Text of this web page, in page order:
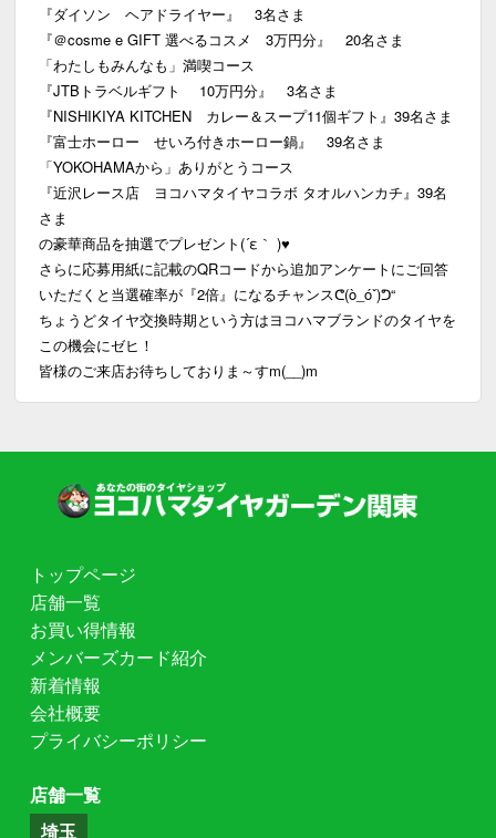
『ダイソン ヘアドライヤー』 3名さま
『＠cosme e GIFT 選べるコスメ 3万円分』 20名さま
「わたしもみんなも」満喫コース
『JTBトラベルギフト 10万円分』 3名さま
『NISHIKIYA KITCHEN カレー＆スープ11個ギフト』39名さま
『富士ホーロー せいろ付きホーロー鍋』 39名さま
「YOKOHAMAから」ありがとうコース
『近沢レース店 ヨコハマタイヤコラボ タオルハンカチ』39名
さま
の豪華商品を抽選でプレゼント(´ε｀ )♥
さらに応募用紙に記載のQRコードから追加アンケートにご回答
いただくと当選確率が『2倍』になるチャンスᕦ(ò_óˇ)ᕤ“
ちょうどタイヤ交換時期という方はヨコハマブランドのタイヤを
この機会にゼヒ！
皆様のご来店お待ちしておりま～すm(__)m
トップページ
店舗一覧
お買い得情報
メンバーズカード紹介
新着情報
会社概要
プライバシーポリシー
店舗一覧
埼玉